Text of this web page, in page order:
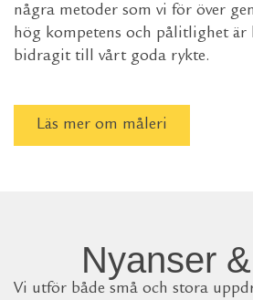
några metoder som vi för över
hög kompetens och pålitlighet är
bidragit till vårt goda rykte.
Läs mer om måleri
Nyanser
Vi utför både små och stora